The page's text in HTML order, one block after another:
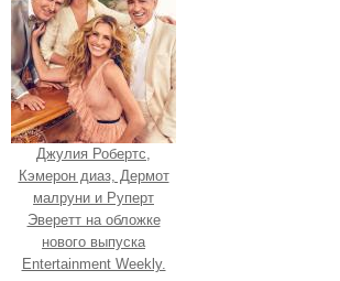
Джулия Робертс,
Кэмерон диаз, Дермот
малруни и Руперт
Эверетт на обложке
нового выпуска
Entertainment Weekly.